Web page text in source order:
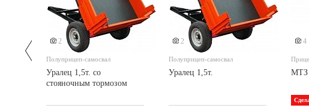
2
Полуприцеп-самосвал
Уралец 1,5т. со
стояночным тормозом
2
Полуприцеп-самосвал
Уралец 1,5т.
4
МТЗ